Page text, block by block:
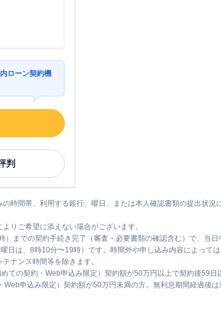
ローン契約機
判
時間帯、利用する銀行、曜日、または本人確認書類の提出状況
りご希望に添えない場合がございます。
）までの契約手続き完了（審査・必要書類の確認含む）で、当
日は、8時10分〜19時）です。時間外や申し込み内容によって
ナンス時間等を除きます。
ての契約・Web申込み限定）契約額が50万円以上で契約後59日
申込み限定）契約額が50万円未満の方。無利息期間経過後